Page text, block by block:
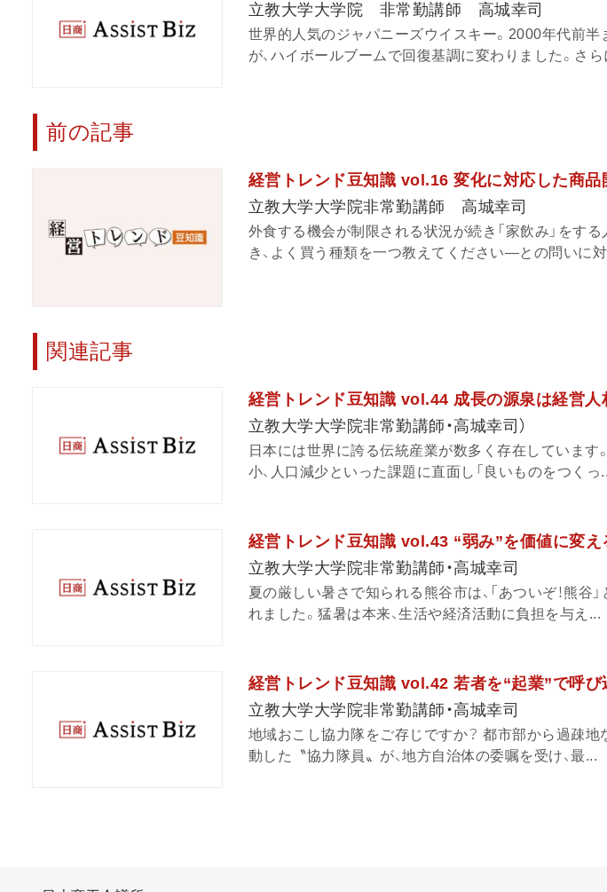
立教大学大学院 非常勤講師 高城幸司
世界的人気のジャパニーズウイスキー。2000年代前
が、ハイボールブームで回復基調に変わりました。さら
前の記事
経営トレンド豆知識 vol.16 変化に対応した商品
立教大学大学院非常勤講師 高城幸司
外食する機会が制限される状況が続き「家飲み」をす
き、よく買う種類を一つ教えてください―との問いに
関連記事
経営トレンド豆知識 vol.44 成長の源泉は経営人
立教大学大学院非常勤講師・高城幸司）
日本には世界に誇る伝統産業が数多く存在しています
小、人口減少といった課題に直面し「良いものをつくっ
経営トレンド豆知識 vol.43 “弱み”を価値に変え
立教大学大学院非常勤講師・高城幸司
夏の厳しい暑さで知られる熊谷市は、「あついぞ！熊谷
れました。猛暑は本来、生活や経済活動に負担を与え...
経営トレンド豆知識 vol.42 若者を“起業”で呼び
立教大学大学院非常勤講師・高城幸司
地域おこし協力隊をご存じですか？ 都市部から過疎
動した〝協力隊員〟が、地方自治体の委嘱を受け、最...